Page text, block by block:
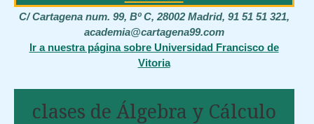
C/ Cartagena num. 99, Bº C, 28002 Madrid, 91 51 51 321,
academia@cartagena99.com
Ir a nuestra página sobre Universidad Francisco de
Vitoria
clases de Álgebra y Cálculo